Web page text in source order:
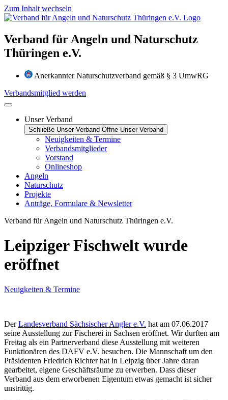
Zum Inhalt wechseln
Verband für Angeln und Naturschutz
Thüringen e.V.
Anerkannter Naturschutzverband gemäß § 3 UmwRG
Verbandsmitglied werden
Unser Verband
Schließe Unser Verband Öffne Unser Verband
Neuigkeiten & Termine
Verbandsmitglieder
Vorstand
Onlineshop
Angeln
Naturschutz
Projekte
Anträge, Formulare & Newsletter
Verband für Angeln und Naturschutz Thüringen e.V.
Leipziger Fischwelt wurde
eröffnet
Neuigkeiten & Termine
DerLandesverband Sächsischer Angler e.V. hat am 07.06.2017
seine Ausstellung zur Fischerei in Sachsen eröffnet. Wir durften am
Freitag als ein Partnerverband diese Ausstellung mit weiteren
Funktionären des DAFV e.V. besuchen. Die Mannschaft um den
Präsidenten Friedrich Richter hat in Leipzig über Jahre daran
gearbeitet, eigene Geschäftsräume zu erwerben. Dass dieser
Verband aus dem erworbenen Eigentum etwas gemacht ist sicher
unstrittig.